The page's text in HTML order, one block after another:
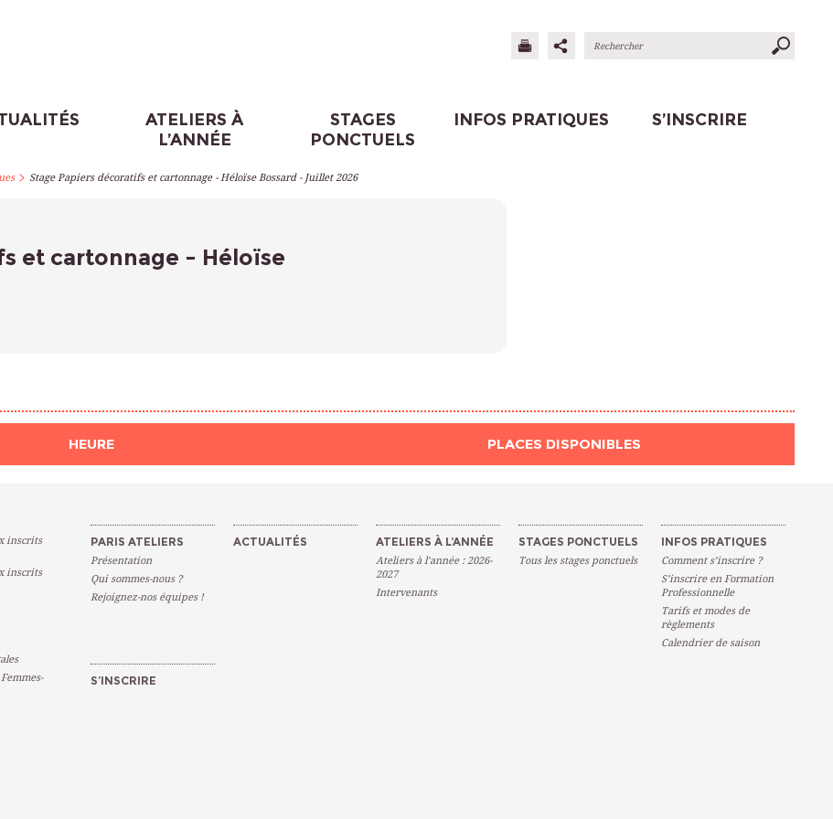
ATELIERS À
L’ANNÉE
STAGES
PONCTUELS
INFOS PRATIQUES S’INSCRIRE
> Stage Papiers décoratifs et cartonnage - Héloïse Bossard - Juillet 2026
et cartonnage - Héloïse
HEURE PLACES DISPONIBLES
inscrits
inscrits
PARIS ATELIERS
Présentation
Qui sommes-nous ?
Rejoignez-nos équipes !
ACTUALITÉS ATELIERS À L’ANNÉE
Ateliers à l’année : 2026-
2027
Intervenants
STAGES PONCTUELS
Tous les stages ponctuels
INFOS PRATIQUES
Comment s’inscrire ?
S’inscrire en Formation
Professionnelle
Tarifs et modes de
règlements
Calendrier de saison
S’INSCRIRE